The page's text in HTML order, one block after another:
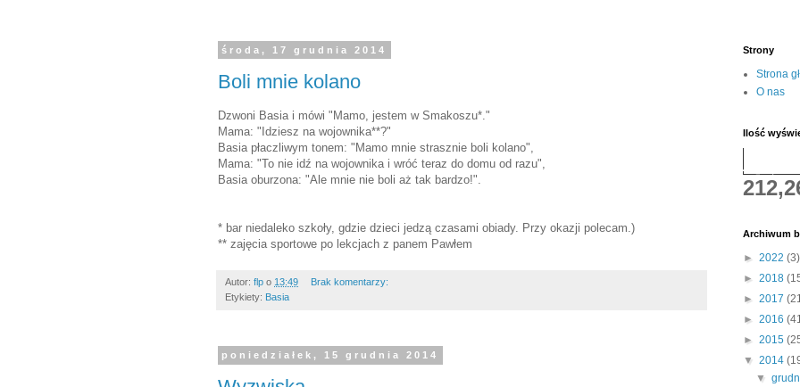
środa, 17 grudnia 2014
Boli mnie kolano
Dzwoni Basia i mówi "Mamo, jestem w Smakoszu*."
Mama: "Idziesz na wojownika**?"
Basia płaczliwym tonem: "Mamo mnie strasznie boli kolano",
Mama: "To nie idź na wojownika i wróć teraz do domu od razu",
Basia oburzona: "Ale mnie nie boli aż tak bardzo!".
* bar niedaleko szkoły, gdzie dzieci jedzą czasami obiady. Przy okazji polecam.)
** zajęcia sportowe po lekcjach z panem Pawłem
Autor: flp o 13:49
Brak komentarzy:
Etykiety: Basia
poniedziałek, 15 grudnia 2014
Strony
Strona
O nas
Ilość
Archiwum
► 2022 (3)
► 2018
► 2017
► 2016
► 2015
▼ 2014
▼